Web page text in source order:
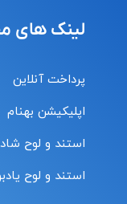
لینک های
پرداخت آنلاین
اپلیکیشن بهنام
استند و لوح
استند و لوح